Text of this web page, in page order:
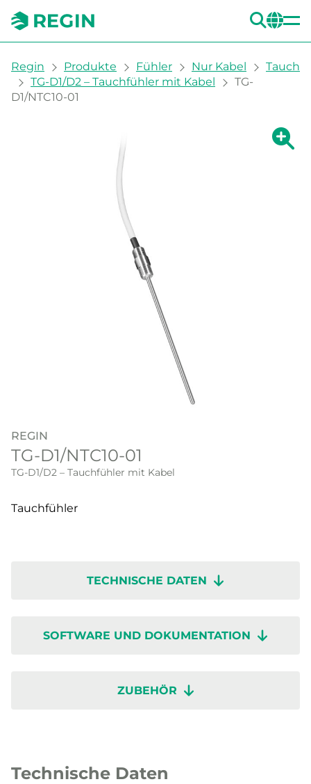
You are here:
Regin Produkte Fühler Nur Kabel
Tauch
TG-D1/D2 – Tauchfühler mit Kabel
TG-
D1/NTC10-01
Zeige
REGIN
TG-D1/NTC10-01
TG-D1/D2 – Tauchfühler mit Kabel
Tauchfühler
TECHNISCHE DATEN
SOFTWARE UND DOKUMENTATION
ZUBEHÖR
Technische Daten